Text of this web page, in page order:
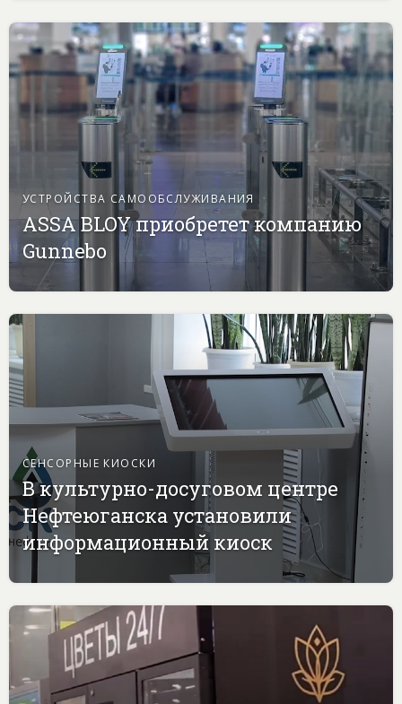
УСТРОЙСТВА САМООБСЛУЖИВАНИЯ
ASSA BLOY приобретет компанию
Gunnebo
СЕНСОРНЫЕ КИОСКИ
В культурно-досуговом центре
Нефтеюганска установили
информационный киоск